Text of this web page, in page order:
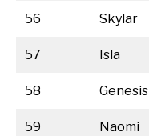
56 Skylar
57 Isla
58 Genesis
59 Naomi